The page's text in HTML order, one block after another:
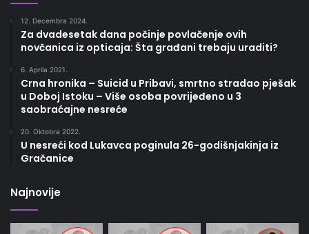
12. Decembra 2024.
Za dvadesetak dana počinje povlačenje ovih
novčanica iz opticaja: Šta građani trebaju uraditi?
6. Aprila 2021.
Crna hronika – Suicid u Pribavi, smrtno stradao pješak
u Doboj Istoku – Više osoba povrijeđeno u 3
saobraćajne nesreće
20. Oktobra 2022.
U nesreći kod Lukavca poginula 26-godišnjakinja iz
Gračanice
Najnovije